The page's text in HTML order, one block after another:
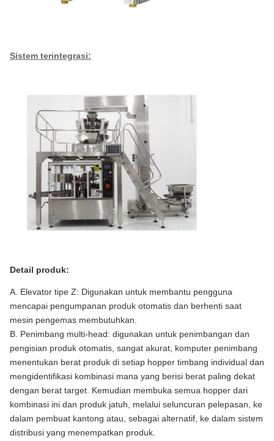
Sistem terintegrasi:
Detail produk:
A. Elevator tipe Z: Digunakan untuk membantu pengguna
mencapai pengumpanan produk otomatis dan berhenti saat
mesin pengemas membutuhkan.
B. Penimbang multi-head: digunakan untuk penimbangan dan
pengisian produk otomatis, sangat akurat, komputer penimbang
menentukan berat produk di setiap hopper timbang individual dan
mengidentifikasi kombinasi mana yang berisi berat paling dekat
dengan berat target. Kemudian membuka semua hopper dari
kombinasi ini dan produk jatuh, melalui seluncuran pelepasan, ke
dalam pembuat kantong atau, sebagai alternatif, ke dalam sistem
distribusi yang menempatkan produk.